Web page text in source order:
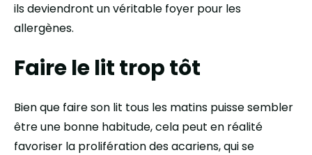
ils deviendront un véritable foyer pour les
allergènes.
Faire le lit trop tôt
Bien que faire son lit tous les matins puisse sembler
être une bonne habitude, cela peut en réalité
favoriser la prolifération des acariens, qui se